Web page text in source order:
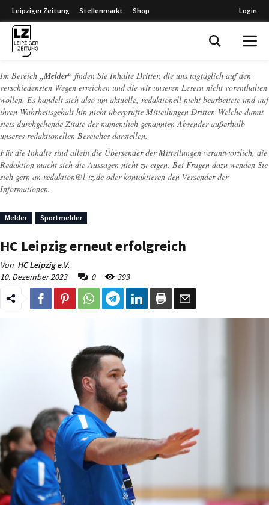
Leipziger Zeitung Stellenmarkt Shop Login
Im Bereich „Melder“ finden Sie Inhalte Dritter, die uns tagtäglich auf den
verschiedensten Wegen erreichen und die wir unseren Lesern nicht vorenthalten
wollen. Es handelt sich also um aktuelle, redaktionell nicht bearbeitete und auf
ihren Wahrheitsgehalt hin nicht überprüfte Mitteilungen Dritter. Welche damit
stets durchgehende Zitate der namentlich genannten Absender außerhalb
unseres redaktionellen Bereiches darstellen.
Für die Inhalte sind allein die Übersender der Mitteilungen verantwortlich, die
Redaktion macht sich die Aussagen nicht zu eigen. Bei Fragen dazu wenden Sie
sich gern an redaktion@l-iz.de oder kontaktieren den Versender der
Informationen.
Melder Sportmelder
HC Leipzig erneut erfolgreich
Von HC Leipzig e.V.
10. Dezember 2023
0 393